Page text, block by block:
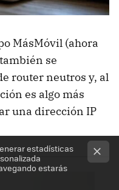
MásMóvil (ahora
se
router neutros y, al
es algo más
una dirección IP
estadísticas
estarás